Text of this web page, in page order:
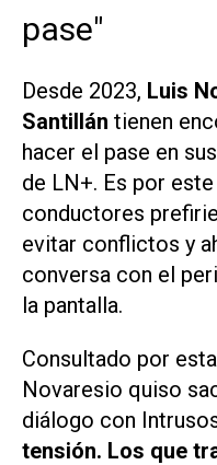
pase"
Desde 2023, Luis
Santillán tienen
hacer el pase en
de LN+. Es por
conductores
evitar conflictos y
conversa con el
la pantalla.
Consultado por
Novaresio quiso
diálogo con
tensión. Los que